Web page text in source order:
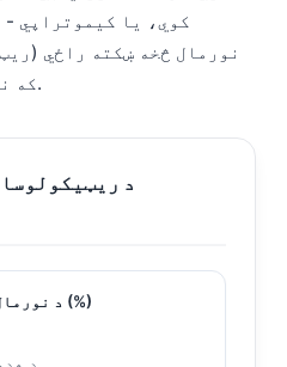
کوي، یا کیموتراپي
نورمال څخه ښکته راځي
که ناروغ د پام وړ انیمیا وي.
د نورمال ریټیکولوسایټ شمیر (%)
د